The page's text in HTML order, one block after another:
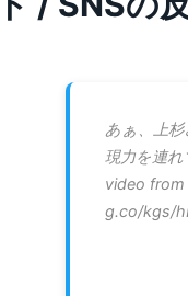
あぁ、上
現力を連
video from
g.co/kgs/